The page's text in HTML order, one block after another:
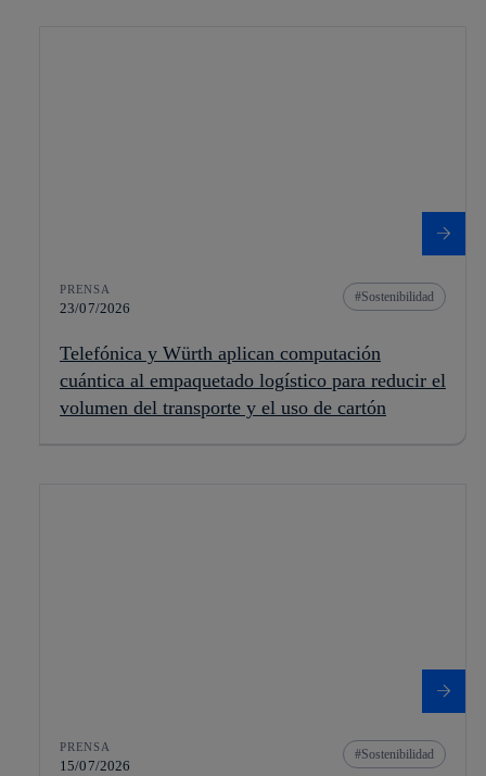
PRENSA
23/07/2026
Sostenibilidad
Telefónica y Würth aplican computación
cuántica al empaquetado logístico para reducir el
volumen del transporte y el uso de cartón
PRENSA
15/07/2026
Sostenibilidad